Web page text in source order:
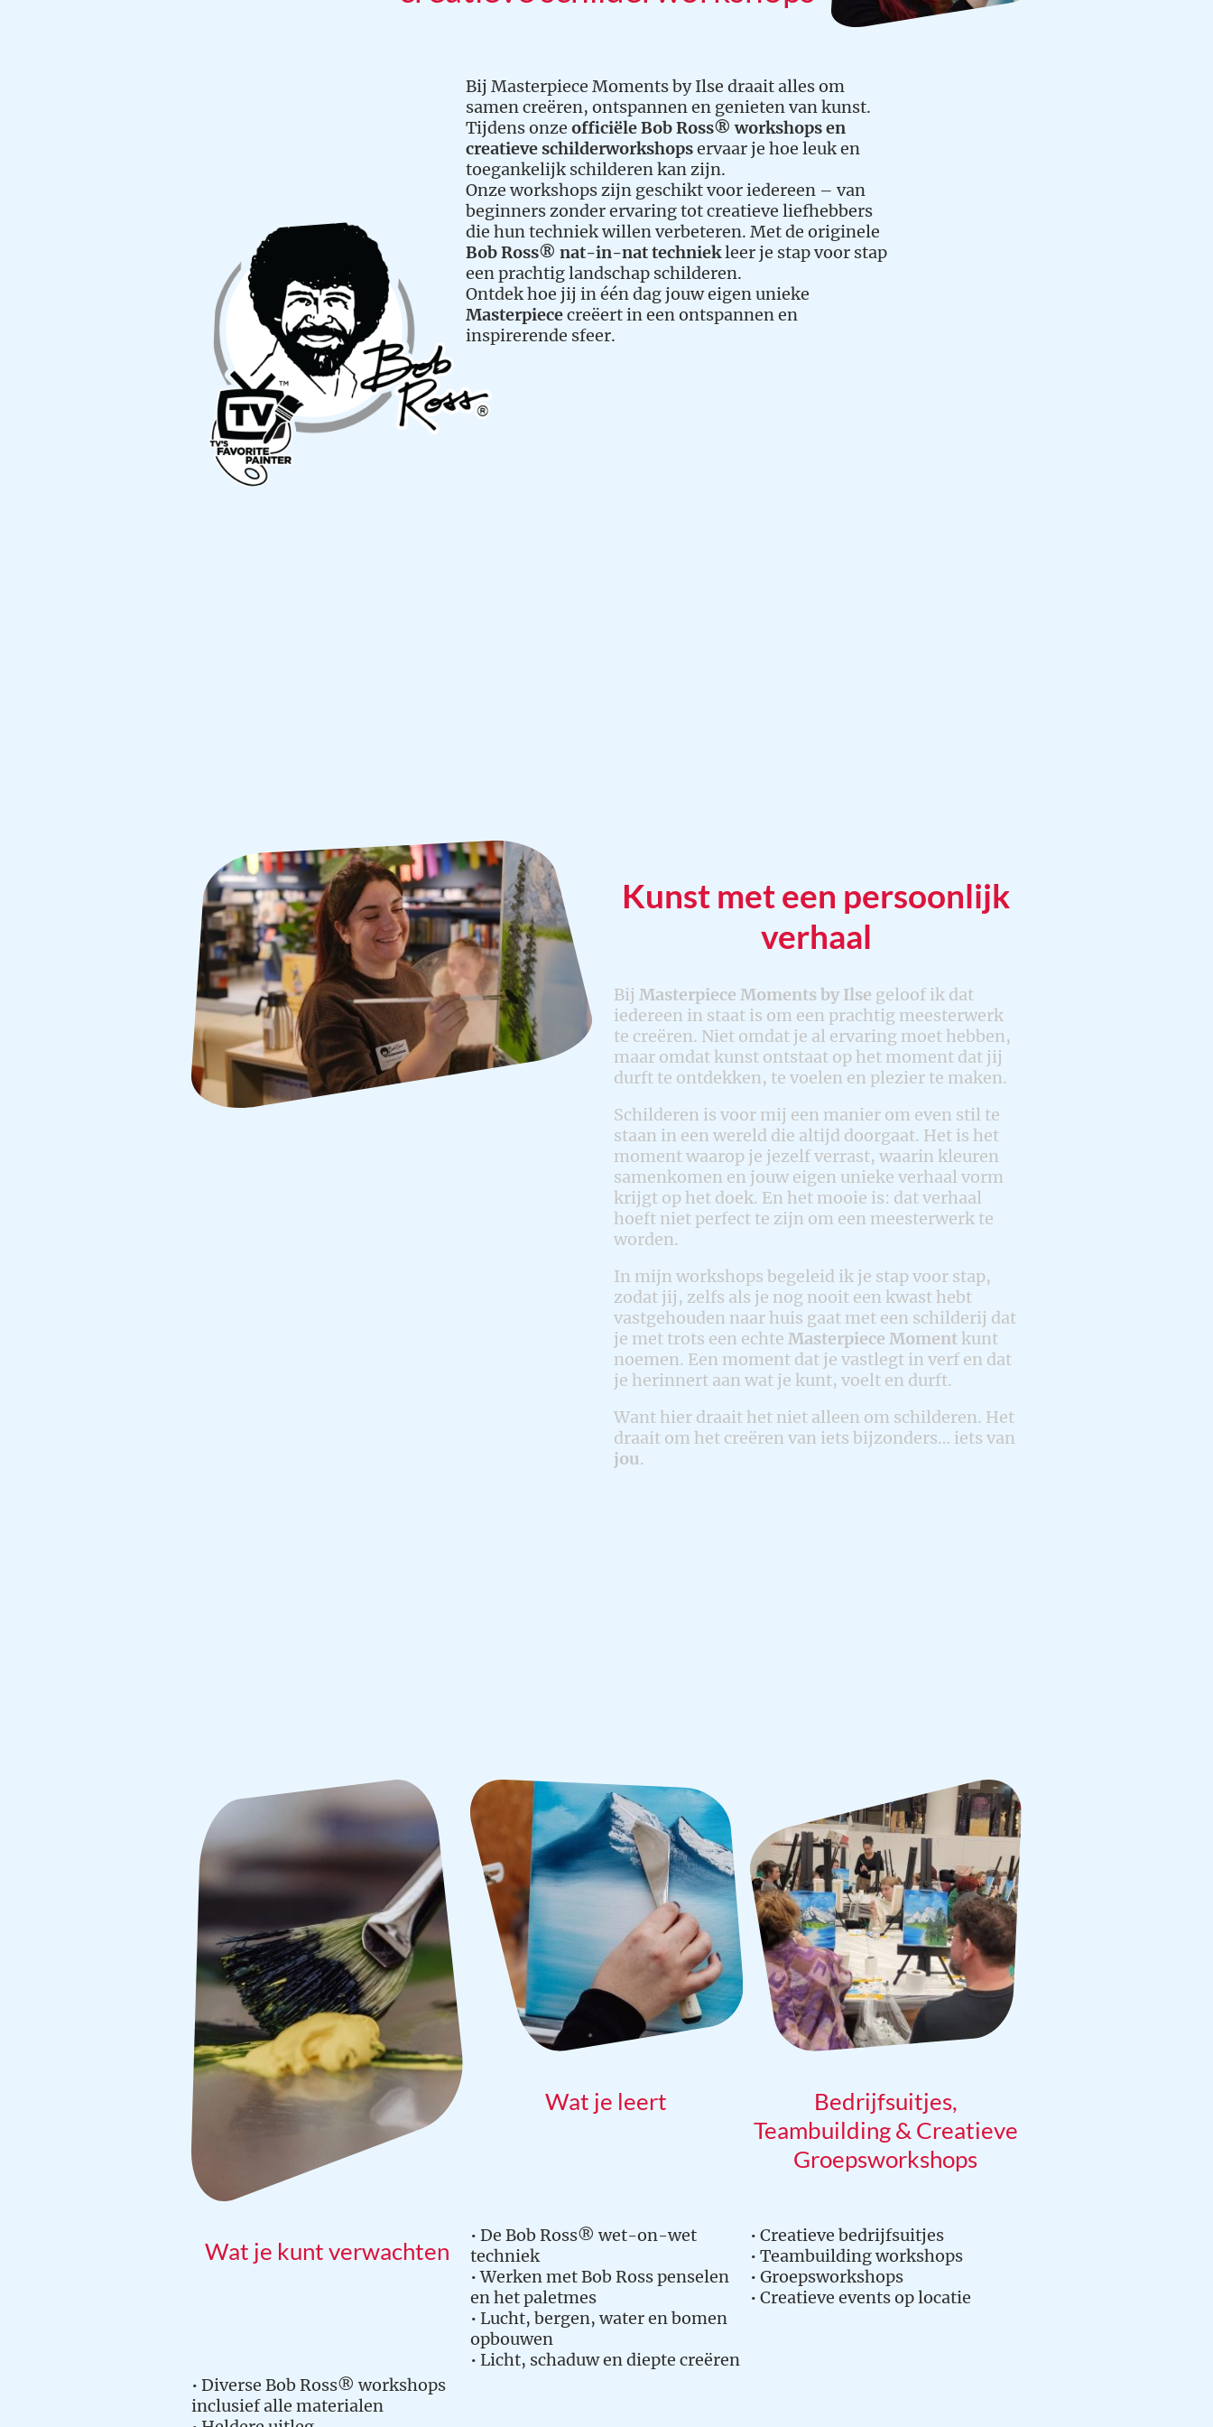
Bij Masterpiece Moments by Ilse draait alles om
samen creëren, ontspannen en genieten van kunst.
Tijdens onze officiële Bob Ross® workshops en
creatieve schilderworkshopservaar je hoe leuk en
toegankelijk schilderen kan zijn.
Onze workshops zijn geschikt voor iedereen – van
beginners zonder ervaring tot creatieve liefhebbers
die hun techniek willen verbeteren. Met de originele
Bob Ross® nat-in-nat techniekleer je stap voor stap
een prachtig landschap schilderen.
Ontdek hoe jij in één dag jouw eigen unieke
Masterpiececreëert in een ontspannen en
inspirerende sfeer.
Kunst met een persoonlijk
verhaal
Bij Masterpiece Moments by Ilse geloof ik dat
iedereen in staat is om een prachtig meesterwerk
te creëren. Niet omdat je al ervaring moet hebben,
maar omdat kunst ontstaat op het moment dat jij
durft te ontdekken, te voelen en plezier te maken.
Schilderen is voor mij een manier om even stil te
staan in een wereld die altijd doorgaat. Het is het
moment waarop je jezelf verrast, waarin kleuren
samenkomen en jouw eigen unieke verhaal vorm
krijgt op het doek. En het mooie is: dat verhaal
hoeft niet perfect te zijn om een meesterwerk te
worden.
In mijn workshops begeleid ik je stap voor stap,
zodat jij, zelfs als je nog nooit een kwast hebt
vastgehouden naar huis gaat met een schilderij dat
je met trots een echte Masterpiece Moment kunt
noemen. Een moment dat je vastlegt in verf en dat
je herinnert aan wat je kunt, voelt en durft.
Want hier draait het niet alleen om schilderen. Het
draait om het creëren van iets bijzonders… iets van
jou.
Wat je kunt verwachten
• Diverse Bob Ross® workshops
inclusief alle materialen
Wat je leert
• De Bob Ross® wet-on-wet
techniek
• Werken met Bob Ross penselen
en het paletmes
• Lucht, bergen, water en bomen
opbouwen
• Licht, schaduw en diepte creëren
Bedrijfsuitjes,
Teambuilding & Creatieve
Groepsworkshops
• Creatieve bedrijfsuitjes
• Teambuilding workshops
• Groepsworkshops
• Creatieve events op locatie